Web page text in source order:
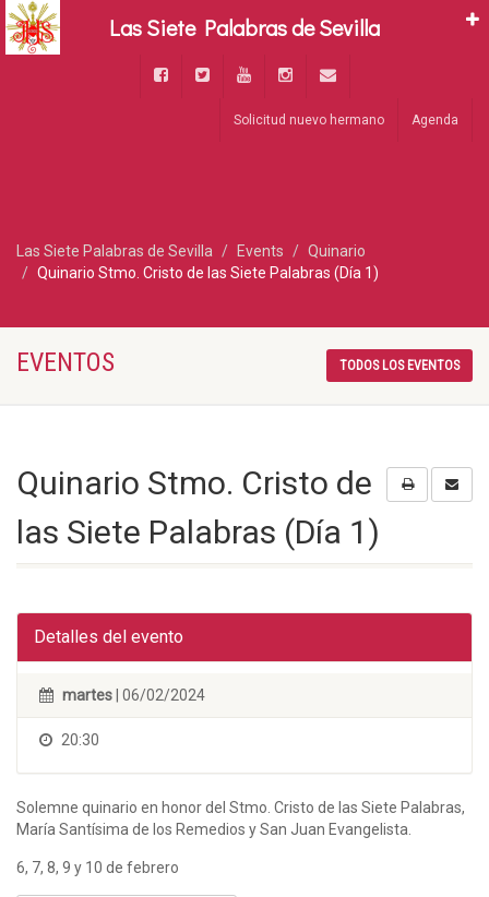
Solicitud nuevo hermano Agenda
Las Siete Palabras de Sevilla Events
Quinario
Quinario Stmo. Cristo de las Siete Palabras (Día 1)
EVENTOS TODOS LOS EVENTOS
Quinario Stmo. Cristo de
las Siete Palabras (Día 1)
Detalles del evento
martes | 06/02/2024
20:30
Solemne quinario en honor del Stmo. Cristo de las Siete Palabras,
María Santísima de los Remedios y San Juan Evangelista.
6, 7, 8, 9 y 10 de febrero
Las Siete Palabras de Sevilla